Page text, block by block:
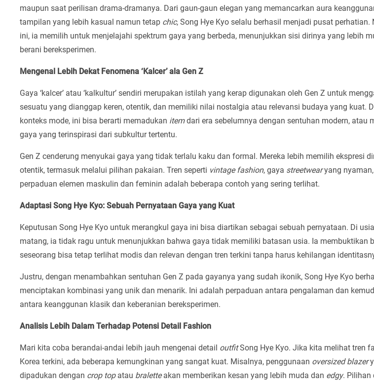
maupun saat perilisan drama-dramanya. Dari gaun-gaun elegan yang memancarkan aura
tampilan yang lebih kasual namun tetap chic, Song Hye Kyo selalu berhasil menjadi pusat perhatian.
ini, ia memilih untuk menjelajahi spektrum gaya yang berbeda, menunjukkan sisi dirinya yang lebih
berani bereksperimen.
Mengenal Lebih Dekat Fenomena ‘Kalcer’ ala Gen Z
Gaya ‘kalcer’ atau ‘kalkultur’ sendiri merupakan istilah yang kerap digunakan oleh Gen Z untuk
sesuatu yang dianggap keren, otentik, dan memiliki nilai nostalgia atau relevansi budaya yang kuat.
konteks mode, ini bisa berarti memadukan itemdari era sebelumnya dengan sentuhan modern, atau
gaya yang terinspirasi dari subkultur tertentu.
Gen Z cenderung menyukai gaya yang tidak terlalu kaku dan formal. Mereka lebih memilih ekspresi
otentik, termasuk melalui pilihan pakaian. Tren seperti vintage fashion, gaya streetwearyang
perpaduan elemen maskulin dan feminin adalah beberapa contoh yang sering terlihat.
Adaptasi Song Hye Kyo: Sebuah Pernyataan Gaya yang Kuat
Keputusan Song Hye Kyo untuk merangkul gaya ini bisa diartikan sebagai sebuah pernyataan. Di
matang, ia tidak ragu untuk menunjukkan bahwa gaya tidak memiliki batasan usia. Ia membuktikan
seseorang bisa tetap terlihat modis dan relevan dengan tren terkini tanpa harus kehilangan
Justru, dengan menambahkan sentuhan Gen Z pada gayanya yang sudah ikonik, Song Hye Kyo
menciptakan kombinasi yang unik dan menarik. Ini adalah perpaduan antara pengalaman dan
antara keanggunan klasik dan keberanian bereksperimen.
Analisis Lebih Dalam Terhadap Potensi Detail Fashion
Mari kita coba berandai-andai lebih jauh mengenai detail outfitSong Hye Kyo. Jika kita melihat tren
Korea terkini, ada beberapa kemungkinan yang sangat kuat. Misalnya, penggunaan oversized blazer
dipadukan dengan crop topatau braletteakan memberikan kesan yang lebih muda dan edgy. Pilihan